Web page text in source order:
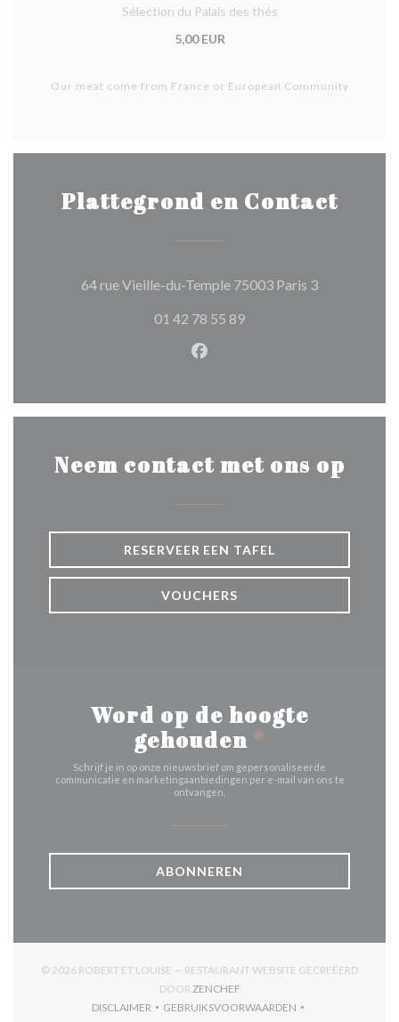
Sélection du Palais des thés
5,00 EUR
Our meat come from France or European Community
Plattegrond en Contact
64 rue Vieille-du-Temple 75003 Paris 3((opent in
01 42 78 55 89
Facebook ((opent in een
Neem contact met ons op
RESERVEER EEN TAFEL
VOUCHERS
Word op de hoogte
gehouden *
Schrijf je in op onze nieuwsbrief om gepersonaliseerde
communicatie en marketingaanbiedingen per e-mail van ons te
ontvangen.
ABONNEREN
© 2026 ROBERT ET LOUISE — RESTAURANT WEBSITE GECREËERD
DOOR ZENCHEF((OPENT IN EEN NIEUW
DISCLAIMER
((OPENT IN EEN NIEUW VENSTER))
GEBRUIKSVOORWAARDEN
((OPENT IN EEN NIEUW